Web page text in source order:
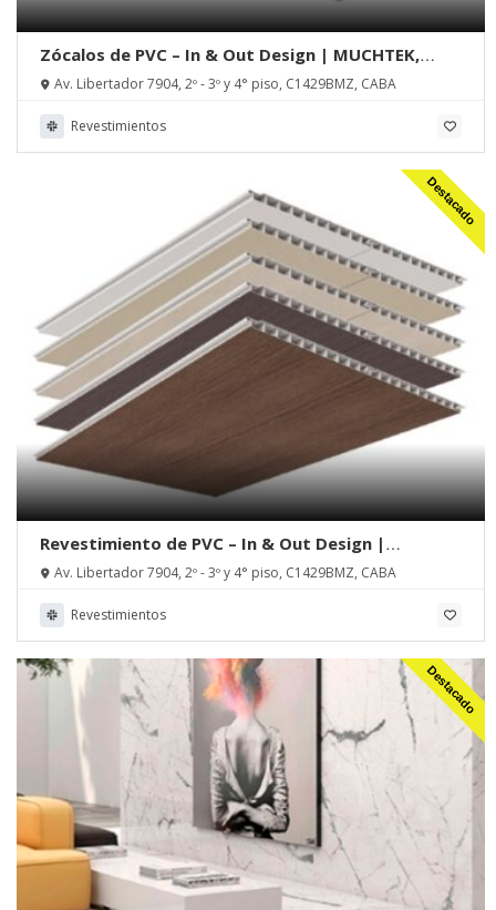
Zócalos de PVC – In & Out Design | MUCHTEK,
Tecnoperfiles Group
Av. Libertador 7904, 2º - 3º y 4° piso, C1429BMZ, CABA
Revestimientos
Destacado
Revestimiento de PVC – In & Out Design |
MUCHTEK, Tecnoperfiles Group
Av. Libertador 7904, 2º - 3º y 4° piso, C1429BMZ, CABA
Revestimientos
Destacado